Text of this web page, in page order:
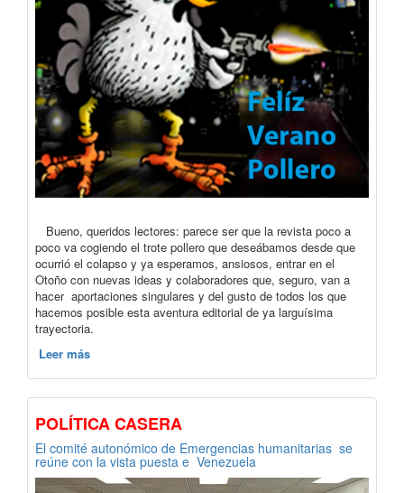
Bueno, queridos lectores: parece ser que la revista poco a
poco va cogiendo el trote pollero que deseábamos desde que
ocurrió el colapso y ya esperamos, ansiosos, entrar en el
Otoño con nuevas ideas y colaboradores que, seguro, van a
hacer aportaciones singulares y del gusto de todos los que
hacemos posible esta aventura editorial de ya larguísima
trayectoria.
Leer más
POLÍTICA CASERA
El comité autonómico de Emergencias humanitarias se
reúne con la vista puesta e Venezuela